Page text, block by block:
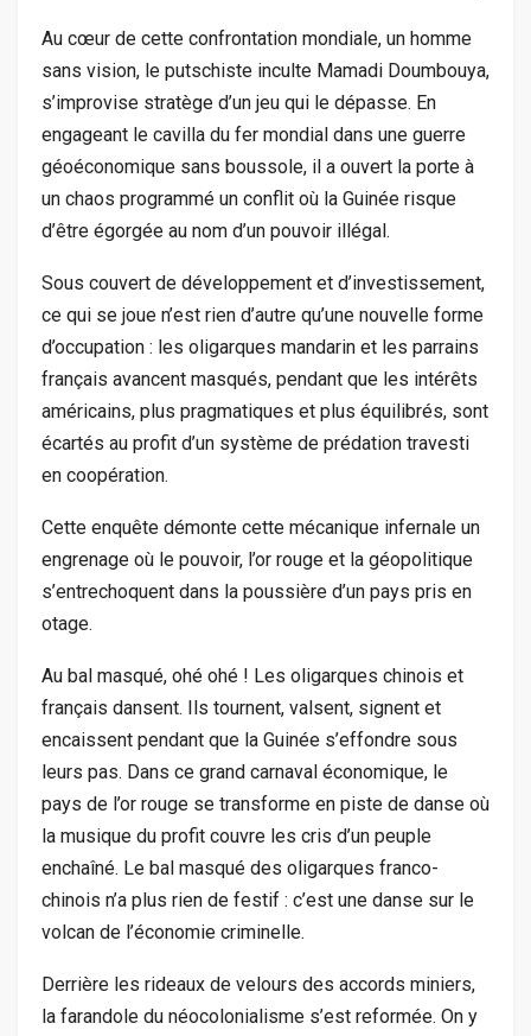
Au cœur de cette confrontation mondiale, un homme
sans vision, le putschiste inculte Mamadi Doumbouya,
s’improvise stratège d’un jeu qui le dépasse. En
engageant le cavilla du fer mondial dans une guerre
géoéconomique sans boussole, il a ouvert la porte à
un chaos programmé un conflit où la Guinée risque
d’être égorgée au nom d’un pouvoir illégal.
Sous couvert de développement et d’investissement,
ce qui se joue n’est rien d’autre qu’une nouvelle forme
d’occupation : les oligarques mandarin et les parrains
français avancent masqués, pendant que les intérêts
américains, plus pragmatiques et plus équilibrés, sont
écartés au profit d’un système de prédation travesti
en coopération.
Cette enquête démonte cette mécanique infernale un
engrenage où le pouvoir, l’or rouge et la géopolitique
s’entrechoquent dans la poussière d’un pays pris en
otage.
Au bal masqué, ohé ohé ! Les oligarques chinois et
français dansent. Ils tournent, valsent, signent et
encaissent pendant que la Guinée s’effondre sous
leurs pas. Dans ce grand carnaval économique, le
pays de l’or rouge se transforme en piste de danse où
la musique du profit couvre les cris d’un peuple
enchaîné. Le bal masqué des oligarques franco-
chinois n’a plus rien de festif : c’est une danse sur le
volcan de l’économie criminelle.
Derrière les rideaux de velours des accords miniers,
la farandole du néocolonialisme s’est reformée. On y